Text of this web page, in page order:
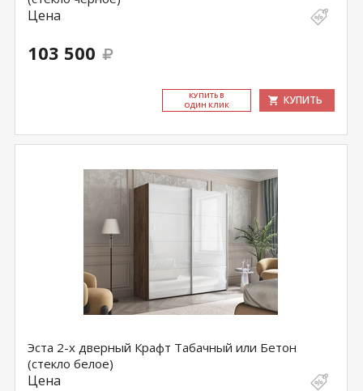
Цена
103 500
КУ­ПИТЬ В
ОДИН КЛИК
КУПИТЬ
Эста 2-х дверный Крафт Табачный или Бетон
(стекло белое)
Цена